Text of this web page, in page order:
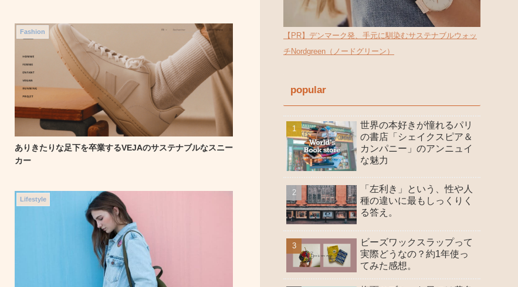
Fashion
ありきたりな足下を卒業するVEJAのサステナブルなスニー
カー
Lifestyle
【PR】デンマーク発、手元に馴染むサステナブルウォッ
チNordgreen（ノードグリーン）
popular
世界の本好きが憧れるパリ
の書店「シェイクスピア＆
カンパニー」のアンニュイ
な魅力
「左利き」という、性や人
種の違いに最もしっくりく
る答え。
ビーズワックスラップって
実際どうなの？約1年使っ
てみた感想。